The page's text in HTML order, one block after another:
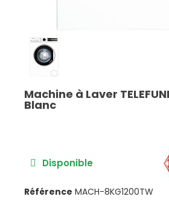
Machine à Laver
Blanc
Disponible
Référence MACH-8KG1200TW